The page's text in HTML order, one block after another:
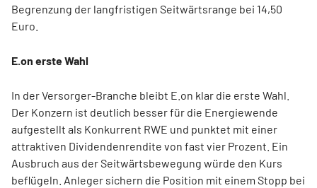
Begrenzung der langfristigen Seitwärtsrange bei 14,50
Euro.
E.on erste Wahl
In der Versorger-Branche bleibt E.on klar die erste Wahl.
Der Konzern ist deutlich besser für die Energiewende
aufgestellt als Konkurrent RWE und punktet mit einer
attraktiven Dividendenrendite von fast vier Prozent. Ein
Ausbruch aus der Seitwärtsbewegung würde den Kurs
beflügeln. Anleger sichern die Position mit einem Stopp bei